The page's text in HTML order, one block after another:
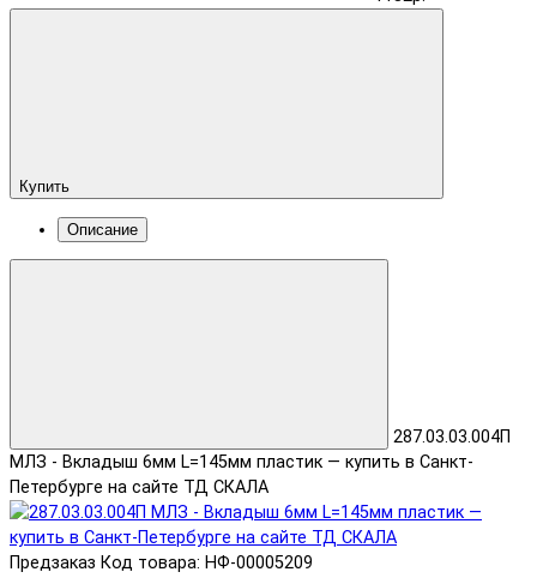
Купить
Описание
287.03.03.004П
МЛЗ - Вкладыш 6мм L=145мм пластик — купить в Санкт-
Петербурге на сайте ТД СКАЛА
Предзаказ Код товара: НФ-00005209